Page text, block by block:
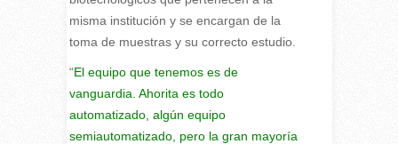
misma institución y se encargan de la
toma de muestras y su correcto estudio.
“El equipo que tenemos es de
vanguardia. Ahorita es todo
automatizado, algún equipo
semiautomatizado, pero la gran mayoría